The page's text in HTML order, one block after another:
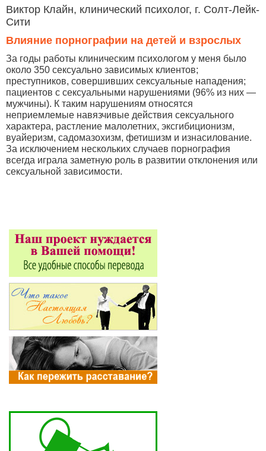
Виктор Клайн, клинический психолог, г. Солт-Лейк-
Сити
Влияние порнографии на детей и взрослых
За годы работы клиническим психологом у меня было
около 350 сексуально зависимых клиентов;
преступников, совершивших сексуальные нападения;
пациентов с сексуальными нарушениями (96% из них —
мужчины). К таким нарушениям относятся
неприемлемые навязчивые действия сексуального
характера, растление малолетних, эксгибиционизм,
вуайеризм, садомазохизм, фетишизм и изнасилование.
За исключением нескольких случаев порнография
всегда играла заметную роль в развитии отклонения или
сексуальной зависимости.